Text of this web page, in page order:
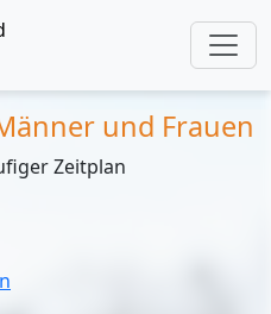
und Frauen
Zeitplan